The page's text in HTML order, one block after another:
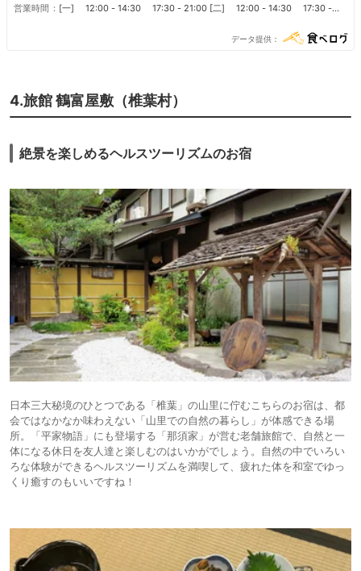
営業時間
[一] 12:00 - 14:30 17:30 - 21:00 [二] 12:00 - 14:30 17:30 -
17:30 - 21:00 [五] 12:00 - 14:30 17:30 - 21:00 [六] 12:00 -
14:30 17:30 - 21:00 [日] 12:00 - 14:30 17:30 - 21:00 ■ 営業時間
データ提供
4.旅館 鶴富屋敷（椎葉村）
絶景を楽しめるヘルスツーリズムのお宿
日本三大秘境のひとつである「椎葉」の山里に佇むこちらのお宿は、都
会ではなかなか味わえない「山里での自然の暮らし」が体感できる場
所。「平家物語」にも登場する「那須家」が営む老舗旅館で、自然と一
体になる休日を友人達と楽しむのはいかがでしょう。自然の中でいろい
ろな体験ができるヘルスツーリズムを満喫して、疲れた体を和室でゆっ
くり癒すのもいいですね！